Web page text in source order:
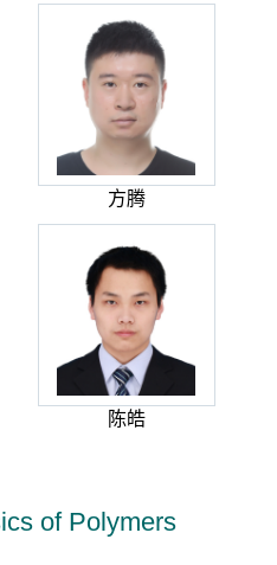
方腾
陈皓
of Polymers